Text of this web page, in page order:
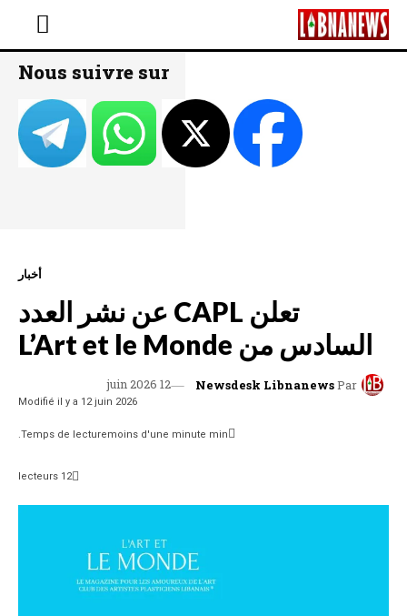
Nous suivre sur
أخبار
تعلن CAPL عن نشر العدد
السادس من L’Art et le Monde
Par
Newsdesk Libnanews
12 juin 2026
Modifié il y a 12 juin 2026
Temps de lecturemoins d'une minute min.
12